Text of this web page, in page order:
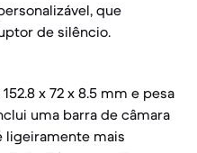
que
de silêncio.
x 72 x 8.5 mm e pesa
uma barra de câmara
ligeiramente mais